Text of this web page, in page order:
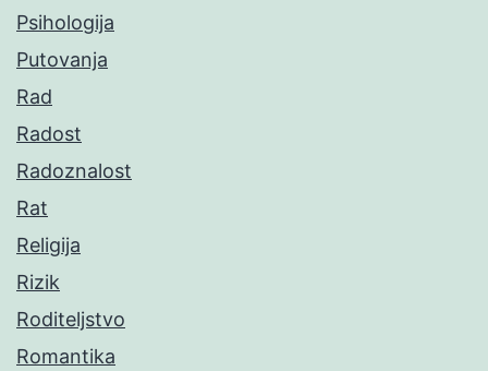
Psihologija
Putovanja
Rad
Radost
Radoznalost
Rat
Religija
Rizik
Roditeljstvo
Romantika